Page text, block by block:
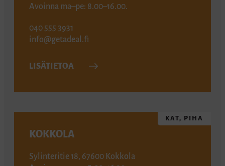
Avoinna ma–pe: 8.00–16.00.
040 555 3931
info@getadeal.fi
LISÄTIETOA
KAT, PIHA
KOKKOLA
Sylinteritie 18, 67600 Kokkola